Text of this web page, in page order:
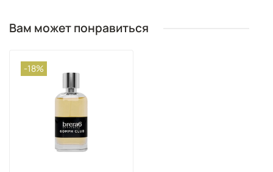
Вам может понравиться
-18%